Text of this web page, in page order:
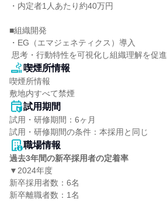
・内定者1人あたり約40万円
■組織開発
・EG（エマジェネティクス）導入
思考・行動特性を可視化し組織理解を促進
喫煙所情報
喫煙所情報
敷地内すべて禁煙
試用期間
試用・研修期間：6ヶ月
職場情報
過去3年間の新卒採用者の定着率
▼2024年度
新卒採用者数：6名
新卒離職者数：1名